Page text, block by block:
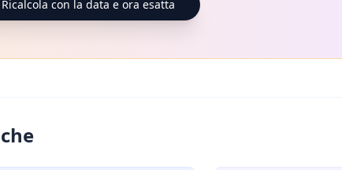
Ricalcola con la data e ora esatta